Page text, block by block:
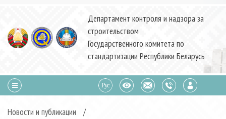
Департамент контроля и надзора за
строительством
Государственного комитета по
стандартизации Республики Беларусь
Новости и публикации
/